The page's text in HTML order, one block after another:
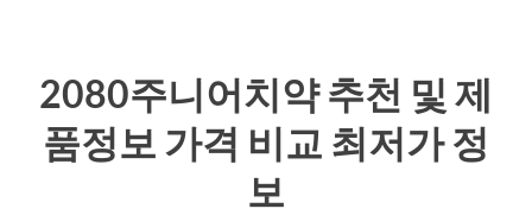
2080주니어치약 추천 및 제
품정보 가격 비교 최저가 정
보